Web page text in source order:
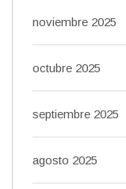
noviembre 2025
octubre 2025
septiembre 2025
agosto 2025